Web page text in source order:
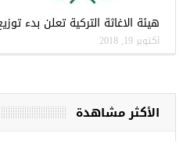
هيئة الاغاثة التركية تعلن بدء
أكتوبر 19, 2018
الأكثر مشاهدة